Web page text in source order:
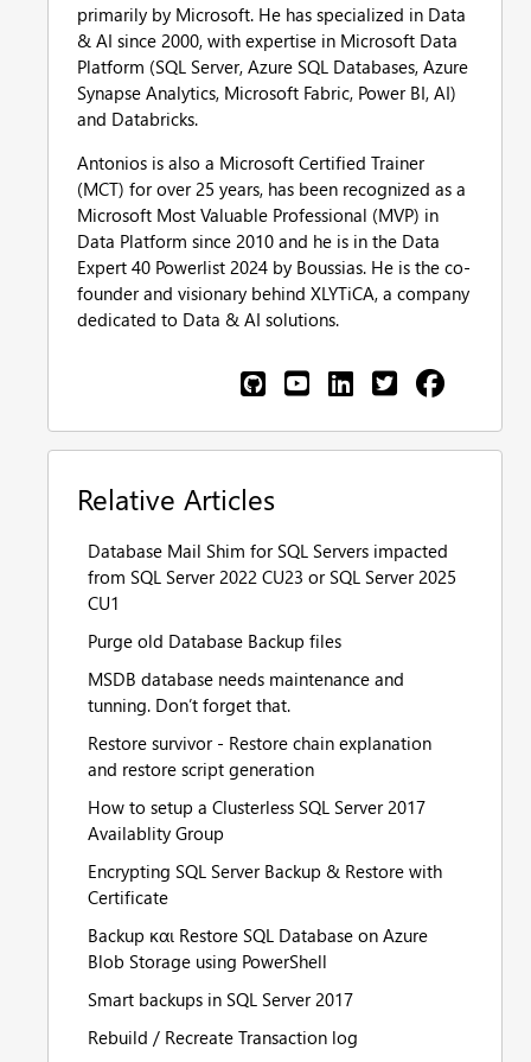
primarily by Microsoft. He has specialized in Data
& AI since 2000, with expertise in Microsoft Data
Platform (SQL Server, Azure SQL Databases, Azure
Synapse Analytics, Microsoft Fabric, Power BI, AI)
and Databricks.
Antonios is also a Microsoft Certified Trainer
(MCT) for over 25 years, has been recognized as a
Microsoft Most Valuable Professional (MVP) in
Data Platform since 2010 and he is in the Data
Expert 40 Powerlist 2024 by Boussias. He is the co-
founder and visionary behind XLYTiCA, a company
dedicated to Data & AI solutions.
Relative Articles
Database Mail Shim for SQL Servers impacted
from SQL Server 2022 CU23 or SQL Server 2025
CU1
Purge old Database Backup files
MSDB database needs maintenance and
tunning. Don’t forget that.
Restore survivor - Restore chain explanation
and restore script generation
How to setup a Clusterless SQL Server 2017
Availablity Group
Encrypting SQL Server Backup & Restore with
Certificate
Backup και Restore SQL Database on Azure
Blob Storage using PowerShell
Smart backups in SQL Server 2017
Rebuild / Recreate Transaction log